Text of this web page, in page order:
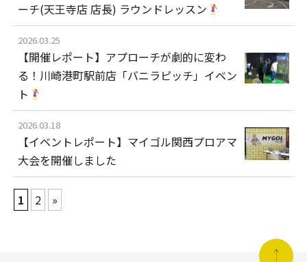
ーチ(天王寺店 店長) ラウンドレッスン
2026.03.25
【開催レポート】アプローチが劇的に変わ
る！川崎港町駅前店「バニラピッチ」イベン
ト
2026.03.18
【イベントレポート】マイゴル関西プロアマ
大会を開催しました
1 2 »